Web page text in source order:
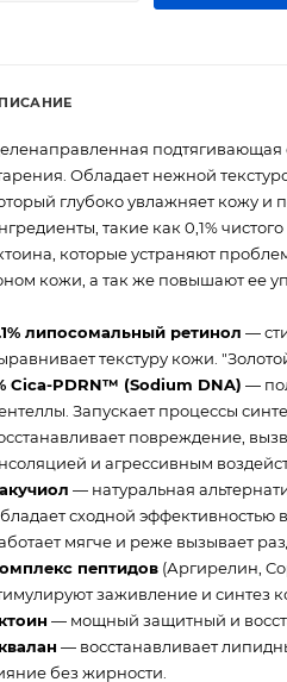
Обладает нежной
глубоко увлажняет кожу и
такие как 0,1%
которые устраняют
кожи, а так же повышают ее
липосомальный ретинол —
текстуру кожи.
Cica-PDRN™ (Sodium DNA) —
Запускает процессы
повреждение,
и агрессивным
— натуральная
сходной
мягче и реже вызывает
пептидов (Аргирелин,
заживление и синтез
— мощный защитный и
— восстанавливает
без жирности.